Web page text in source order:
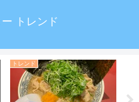
トレンド
トレンド